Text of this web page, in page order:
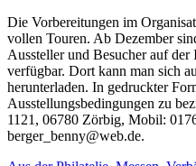
Die Vorbereitungen im
vollen Touren. Ab Dezember
Aussteller und Besucher auf
verfügbar. Dort kann man sich
herunterladen. In gedruckter
Ausstellungsbedingungen zu
1121, 06780 Zörbig, Mobil:
berger_benny@web.de.